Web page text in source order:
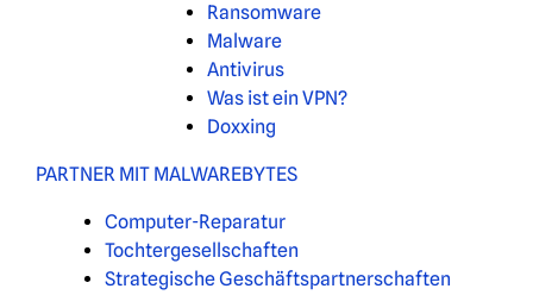
Ransomware
Malware
Antivirus
Was ist ein VPN?
Doxxing
PARTNER MIT MALWAREBYTES
Computer-Reparatur
Tochtergesellschaften
Strategische Geschäftspartnerschaften